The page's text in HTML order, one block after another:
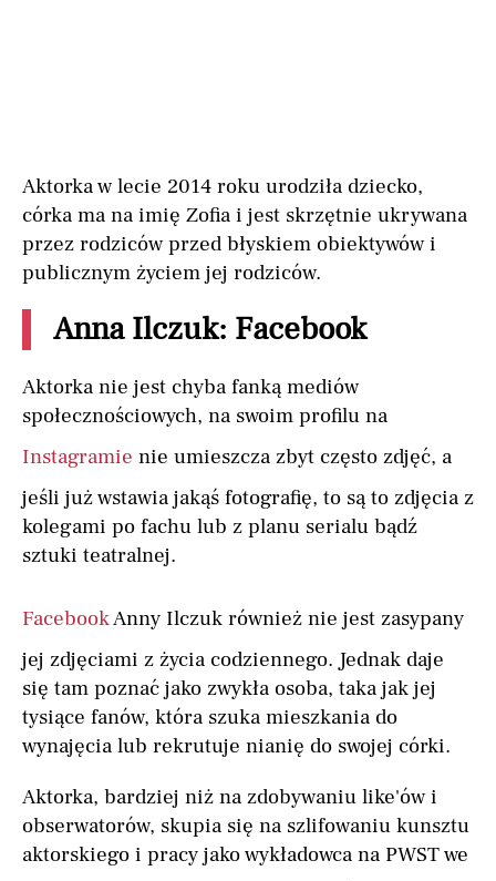
Aktorka w lecie 2014 roku urodziła dziecko,
córka ma na imię Zofia i jest skrzętnie ukrywana
przez rodziców przed błyskiem obiektywów i
publicznym życiem jej rodziców.
Anna Ilczuk: Facebook
Aktorka nie jest chyba fanką mediów
społecznościowych, na swoim profilu na
Instagramie nie umieszcza zbyt często zdjęć, a
jeśli już wstawia jakąś fotografię, to są to zdjęcia z
kolegami po fachu lub z planu serialu bądź
sztuki teatralnej.
FacebookAnny Ilczuk również nie jest zasypany
jej zdjęciami z życia codziennego. Jednak daje
się tam poznać jako zwykła osoba, taka jak jej
tysiące fanów, która szuka mieszkania do
wynajęcia lub rekrutuje nianię do swojej córki.
Aktorka, bardziej niż na zdobywaniu like'ów i
obserwatorów, skupia się na szlifowaniu kunsztu
aktorskiego i pracy jako wykładowca na PWST we